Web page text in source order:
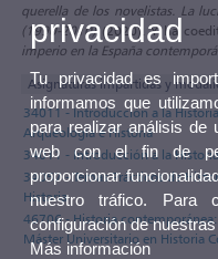
querella de los novelistas. La
(1990-2010)(2020). Y ha
imperio en la España
Asignaturas impartidas y
34011 - Introducción a la
Arqueología e Historia
34011 - Introducción a la
34057 - Temas Prácticos de
Historia
46706 - Historia
Máster Universitario en Historia
privacidad
Tu privacidad es
informamos que
para realizar análisis de
web con el fin de
proporcionar
nuestro tráfico. Para
configuración de
Más información